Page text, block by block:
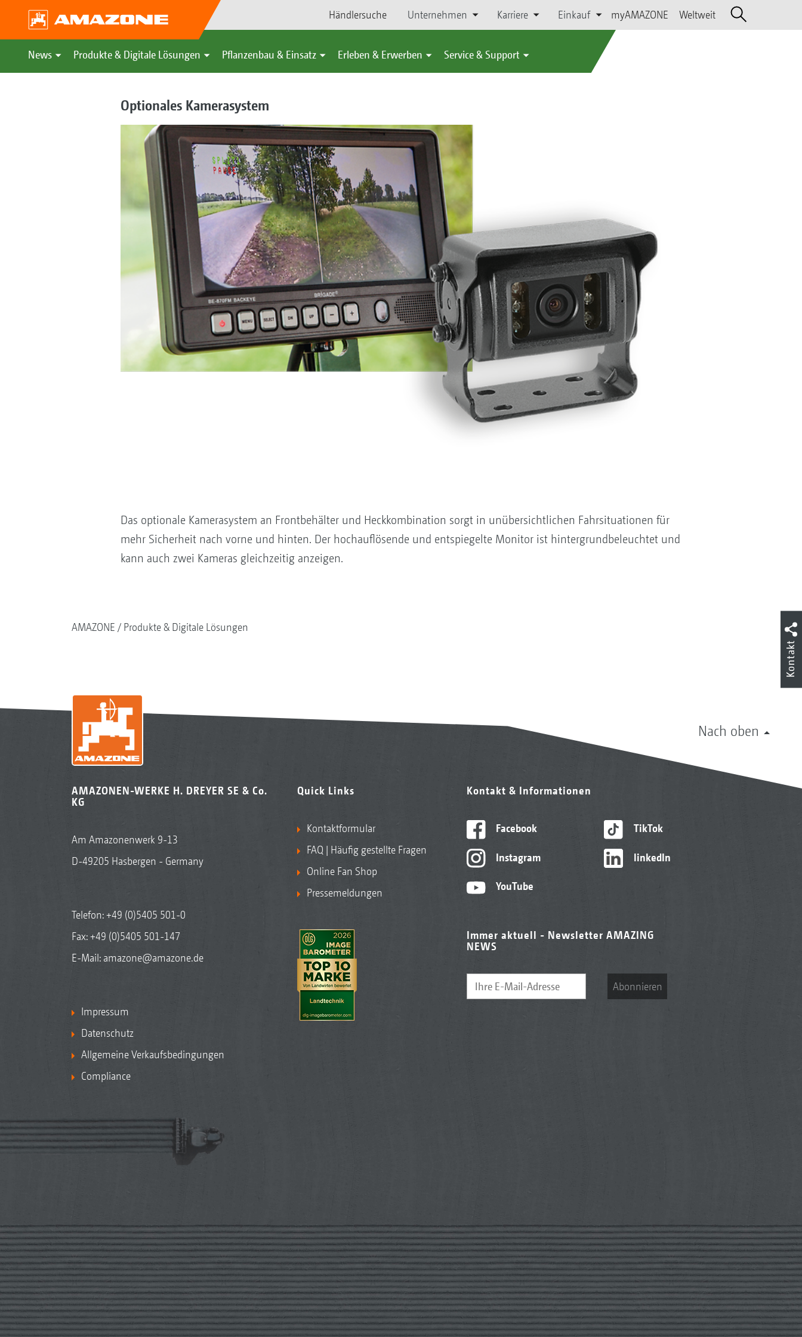
Händlersuche Unternehmen Karriere Einkauf myAMAZONE Weltweit
News Produkte & Digitale Lösungen Pflanzenbau & Einsatz Erleben & Erwerben Service & Support
Optionales Kamerasystem
Das optionale Kamerasystem an Frontbehälter und Heckkombination sorgt in unübersichtlichen Fahrsituationen für
mehr Sicherheit nach vorne und hinten. Der hochauflösende und entspiegelte Monitor ist hintergrundbeleuchtet und
kann auch zwei Kameras gleichzeitig anzeigen.
AMAZONE Produkte & Digitale Lösungen
Nach oben
AMAZONEN-WERKE H. DREYER SE & Co.
KG
Am Amazonenwerk 9-13
D-49205 Hasbergen - Germany
Telefon:+49 (0)5405 501-0
Fax: +49 (0)5405 501-147
E-Mail: amazone@amazone.de
Impressum
Datenschutz
Allgemeine Verkaufsbedingungen
Compliance
Quick Links
Kontaktformular
FAQ | Häufig gestellte Fragen
Online Fan Shop
Pressemeldungen
Kontakt & Informationen
Facebook
Instagram
YouTube
TikTok
linkedIn
Immer aktuell - Newsletter AMAZING
NEWS
Abonnieren
Kontakt